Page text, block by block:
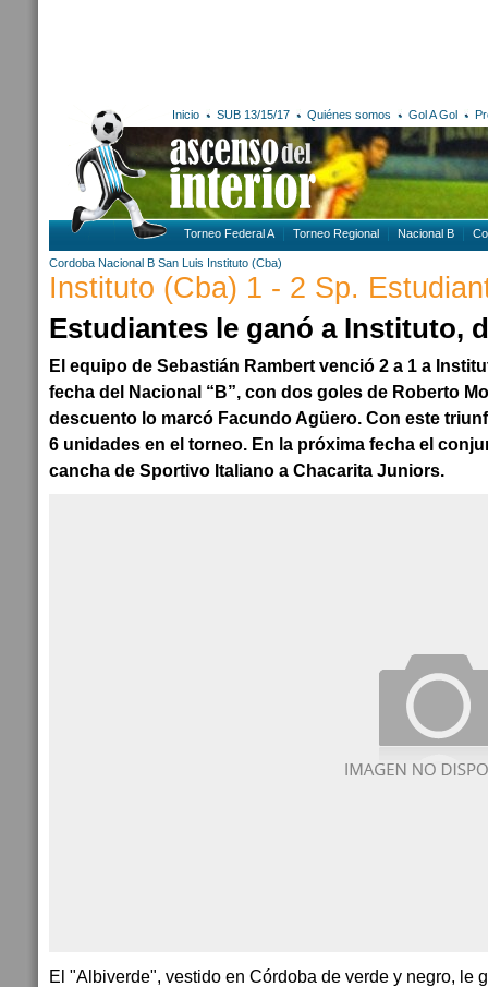
Inicio SUB 13/15/17 Quiénes somos Gol A Gol
Torneo Federal A Torneo Regional Nacional B
Cordoba Nacional B San Luis Instituto (Cba)
Instituto (Cba) 1 - 2 Sp.
Estudiantes le ganó a Instituto,
El equipo de Sebastián Rambert venció 2 a 1 a
fecha del Nacional “B”, con dos goles de Roberto
descuento lo marcó Facundo Agüero. Con este
6 unidades en el torneo. En la próxima fecha el
cancha de Sportivo Italiano a Chacarita Juniors.
El "Albiverde", vestido en Córdoba de verde y negro, le